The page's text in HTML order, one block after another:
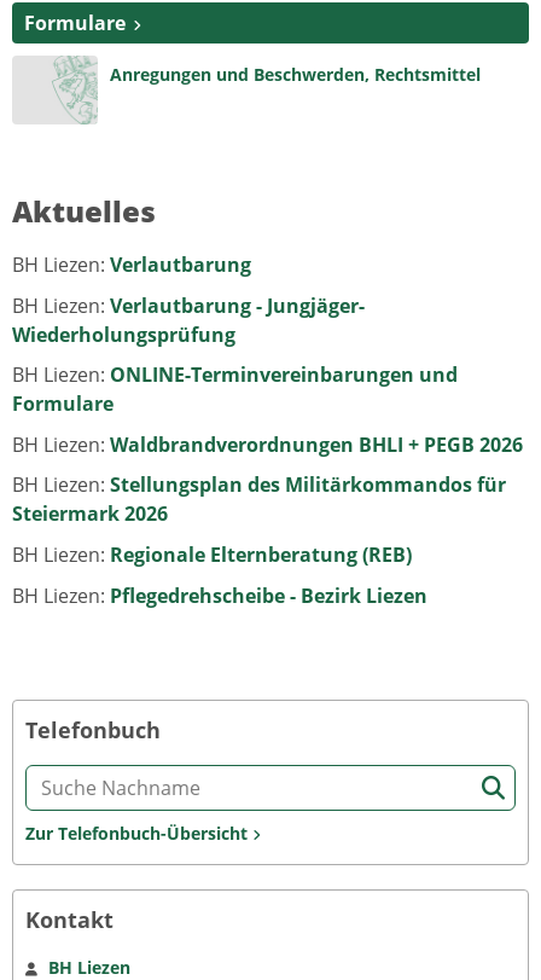
Formulare
Anregungen und Beschwerden, Rechtsmittel
Aktuelles
BH Liezen: Verlautbarung
BH Liezen: Verlautbarung - Jungjäger-
Wiederholungsprüfung
BH Liezen: ONLINE-Terminvereinbarungen und
Formulare
BH Liezen: Waldbrandverordnungen BHLI + PEGB 2026
BH Liezen: Stellungsplan des Militärkommandos für
Steiermark 2026
BH Liezen: Regionale Elternberatung (REB)
BH Liezen: Pflegedrehscheibe - Bezirk Liezen
Telefonbuch
Zur Telefonbuch-Übersicht
Kontakt
BH Liezen